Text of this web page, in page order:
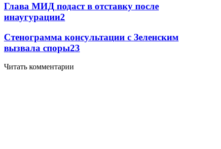
Глава МИД подаст в отставку после
инаугурации2
Стенограмма консультации с Зеленским
вызвала споры23
Читать комментарии